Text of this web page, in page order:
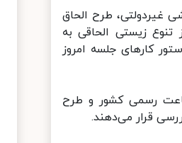
طرح الحاق
زیستی الحاقی به
کارهای جلسه امروز
رسمی کشور و طرح
قرار می‌دهند.